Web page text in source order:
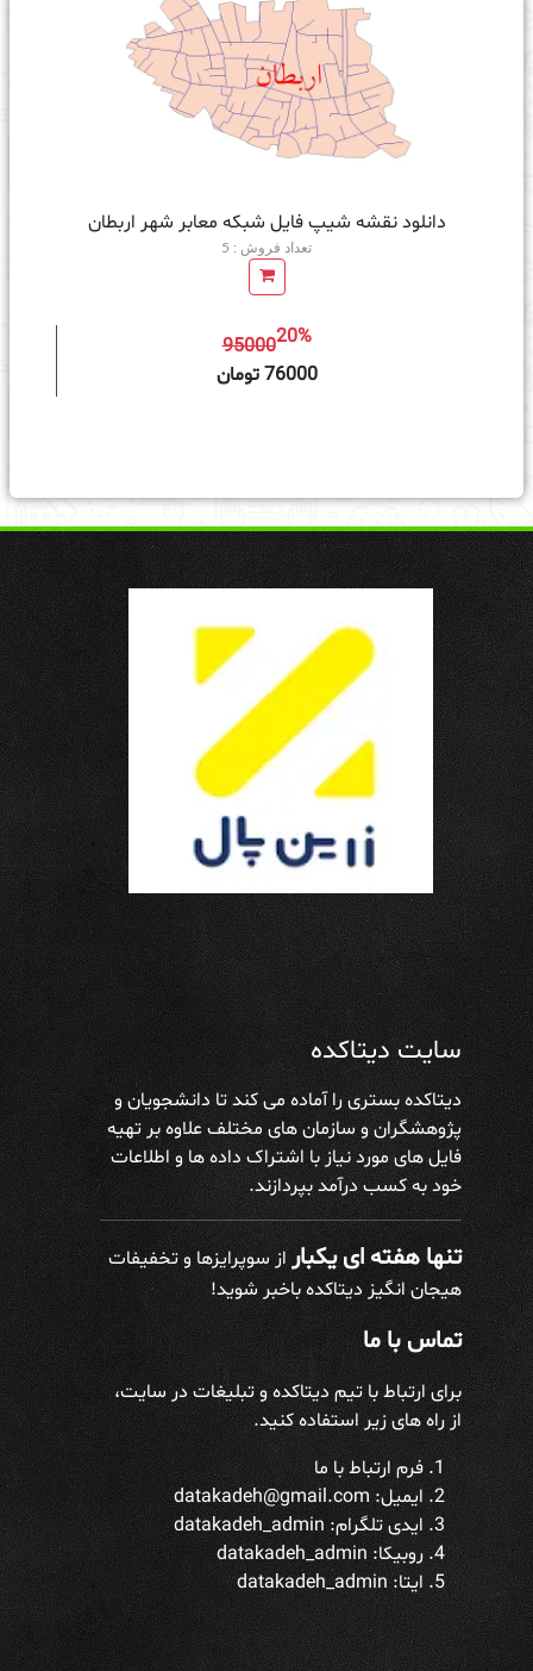
دانلود نقشه شیپ فایل شبکه معابر شهر اربطان
تعداد فروش : 5
9500020%
76000 تومان
سایت دیتاکده
دیتاکده بستری را آماده می کند تا دانشجویان و
پژوهشگران و سازمان های مختلف علاوه بر تهیه
فایل های مورد نیاز با اشتراک داده ها و اطلاعات
خود به کسب درآمد بپردازند.
تنها هفته ای یکباراز سوپرایزها و تخفیفات
هیجان انگیز دیتاکده باخبر شوید!
تماس با ما
برای ارتباط با تیم دیتاکده و تبلیغات در سایت،
از راه های زیر استفاده کنید.
فرم ارتباط با ما
ایمیل: datakadeh@gmail.com
ایدی تلگرام:datakadeh_admin
روبیکا: datakadeh_admin
ایتا: datakadeh_admin